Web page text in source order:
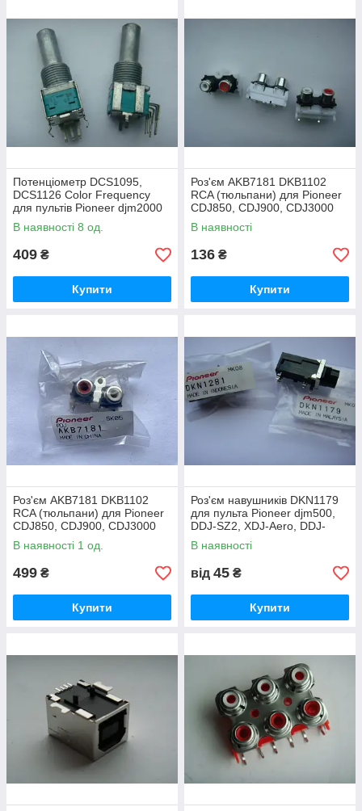
Потенціометр DCS1095,
DCS1126 Color Frequency
для пультів Pioneer djm2000
В наявності 8 од.
409 ₴
Купити
Роз'єм AKB7181 DKB1102
RCA (тюльпани) для Pioneer
CDJ850, CDJ900, CDJ3000
В наявності
136 ₴
Купити
Роз'єм AKB7181 DKB1102
RCA (тюльпани) для Pioneer
CDJ850, CDJ900, CDJ3000
В наявності 1 од.
499 ₴
Купити
Роз'єм навушників DKN1179
для пульта Pioneer djm500,
DDJ-SZ2, XDJ-Aero, DDJ-
ERGOV, DDJ-T1, DDJ-S1
В наявності
від 45 ₴
Купити